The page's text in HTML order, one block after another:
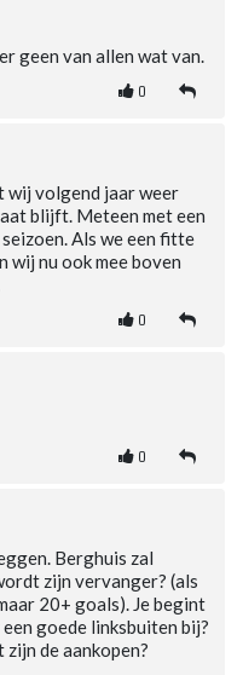
geen van allen wat van.
0
wij volgend jaar weer
blijft. Meteen met een
Als we een fitte
wij nu ook mee boven
0
0
Berghuis zal
zijn vervanger? (als
20+ goals). Je begint
goede linksbuiten bij?
de aankopen?